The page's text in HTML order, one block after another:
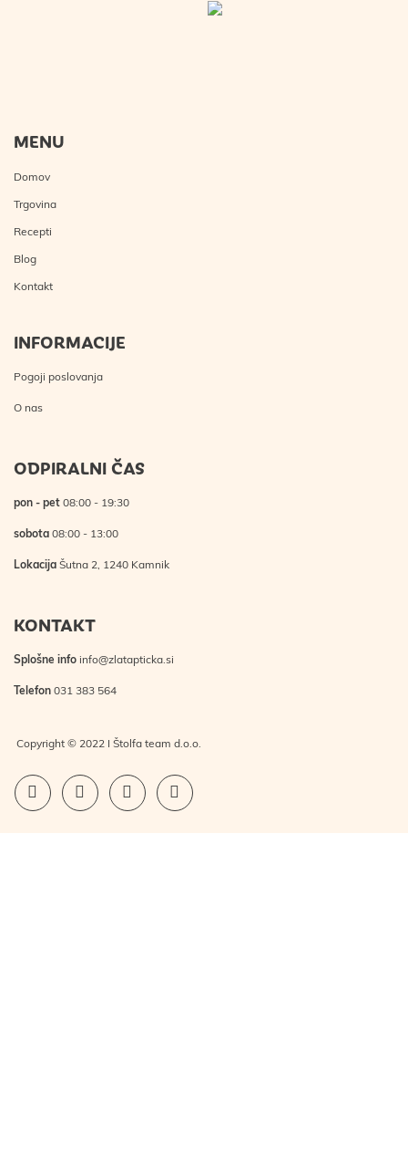
MENU
Domov
Trgovina
Recepti
Blog
Kontakt
INFORMACIJE
Pogoji poslovanja
O nas
ODPIRALNI ČAS
pon - pet 08:00 - 19:30
sobota 08:00 - 13:00
Lokacija Šutna 2, 1240 Kamnik
KONTAKT
Splošne info info@zlatapticka.si
Telefon 031 383 564
Copyright © 2022 I Štolfa team d.o.o.